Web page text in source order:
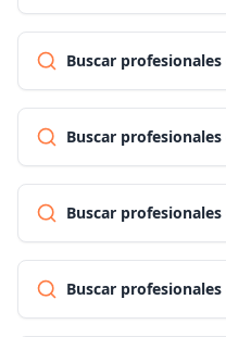
Buscar
Buscar
Buscar
Buscar